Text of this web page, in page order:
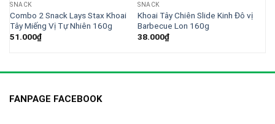
SNACK
Combo 2 Snack Lays Stax Khoai
Tây Miếng Vị Tự Nhiên 160g
51.000₫
SNACK
Khoai Tây Chiên Slide Kinh Đô vị
Barbecue Lon 160g
38.000₫
FANPAGE FACEBOOK